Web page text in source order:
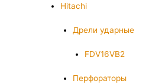
Hitachi
Дрели ударные
FDV16VB2
Перфораторы